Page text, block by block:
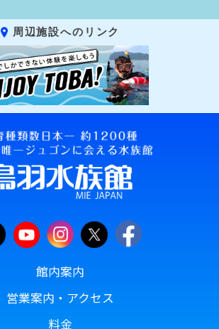
周辺施設へのリンク
館内案内
営業案内・アクセス
料金